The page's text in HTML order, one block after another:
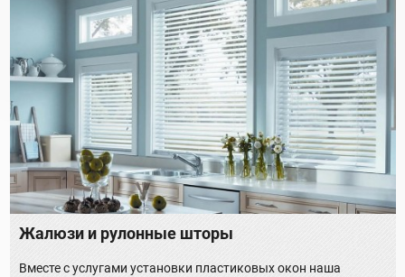
Жалюзи и рулонные шторы
Вместе с услугами установки пластиковых окон наша